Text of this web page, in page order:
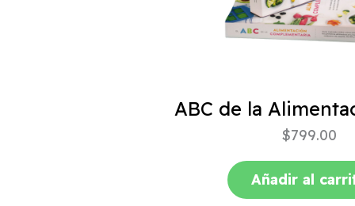
$799.00
Añadir al